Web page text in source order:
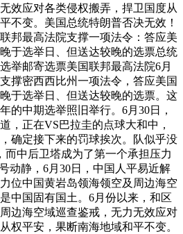
效应对各类侵权搬弄，捍卫国度从
不变。美国总统特朗普否决无效！
邦最高法院支撑一项法令：答应美
于选举日、但送达较晚的选票总统
举邮寄选票美国联邦最高法院6月
撑密西西比州一项法令，答应美国
于选举日、但送达较晚的选票。这
的中期选举照旧举行。6月30日，
，正在VS巴拉圭的点球大和中，
确定接下来的罚球挨次。队似乎没
而中后卫塔成为了第一个承担压力
动静，6月30日，中国人平易近解
位中国黄岩岛领海领空及周边海空
中国固有国土。6月份以来，和区
边海空域巡查鉴戒，无力无效应对
权平安，果断南海地域和平不变。